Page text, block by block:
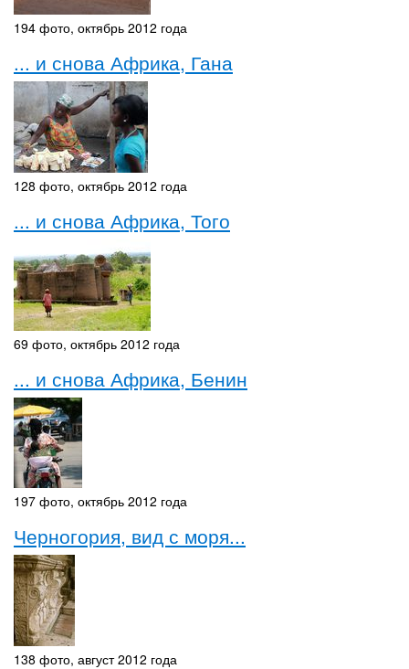
194 фото, октябрь 2012 года
... и снова Африка, Гана
128 фото, октябрь 2012 года
... и снова Африка, Того
69 фото, октябрь 2012 года
... и снова Африка, Бенин
197 фото, октябрь 2012 года
Черногория, вид с моря...
138 фото, август 2012 года